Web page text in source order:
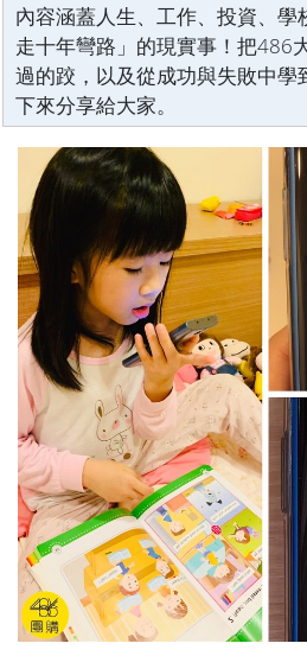
內容涵蓋人生、工作、投資、
走十年彎路」的現實事！把486
過的跤，以及從成功與失敗中學
下來分享給大家。